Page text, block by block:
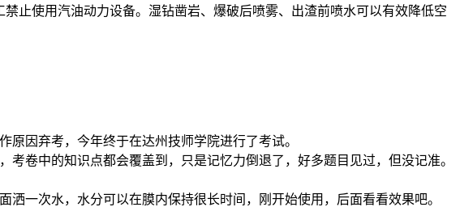
止使用汽油动力设备。湿钻凿岩、爆破后喷雾、出渣前喷水可以有效降低空
原因弃考，今年终于在达州技师学院进行了考试。
卷中的知识点都会覆盖到，只是记忆力倒退了，好多题目见过，但没记准。
一次水，水分可以在膜内保持很长时间，刚开始使用，后面看看效果吧。